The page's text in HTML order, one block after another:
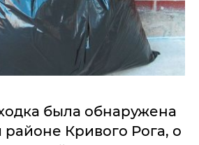
была обнаружена
районе Кривого Рога, о